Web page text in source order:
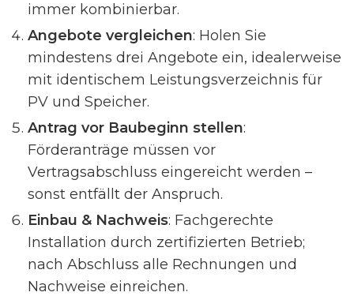
immer kombinierbar.
Angebote vergleichen: Holen Sie
mindestens drei Angebote ein, idealerweise
mit identischem Leistungsverzeichnis für
PV und Speicher.
Antrag vor Baubeginn stellen:
Förderanträge müssen vor
Vertragsabschluss eingereicht werden –
sonst entfällt der Anspruch.
Einbau & Nachweis: Fachgerechte
Installation durch zertifizierten Betrieb;
nach Abschluss alle Rechnungen und
Nachweise einreichen.